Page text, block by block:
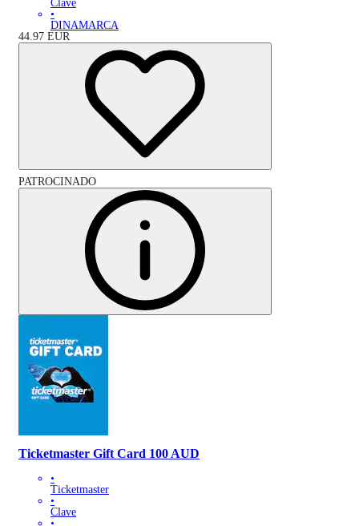
Clave
•
DINAMARCA
44.97 EUR
PATROCINADO
Ticketmaster Gift Card 100 AUD
•
Ticketmaster
•
Clave
•